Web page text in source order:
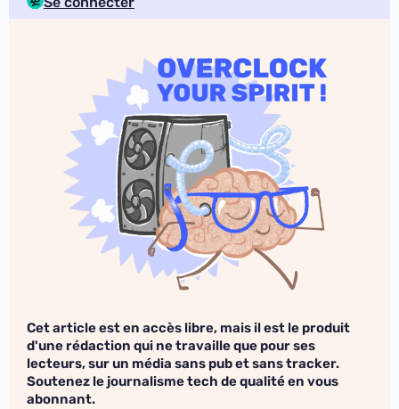
Cet article est en accès libre, mais il est le produit
d'une rédaction qui ne travaille que pour ses
lecteurs, sur un média sans pub et sans tracker.
Soutenez le journalisme tech de qualité en vous
abonnant.